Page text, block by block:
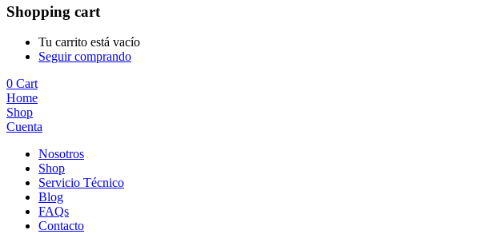
Shopping cart
Tu carrito está vacío
Seguir comprando
0 Cart
Home
Shop
Cuenta
Nosotros
Shop
Servicio Técnico
Blog
FAQs
Contacto